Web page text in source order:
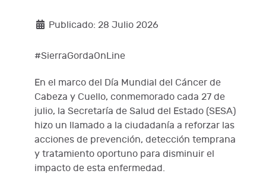
Publicado: 28 Julio 2026
#SierraGordaOnLine
En el marco del Día Mundial del Cáncer de
Cabeza y Cuello, conmemorado cada 27 de
julio, la Secretaría de Salud del Estado (SESA)
hizo un llamado a la ciudadanía a reforzar las
acciones de prevención, detección temprana
y tratamiento oportuno para disminuir el
impacto de esta enfermedad.